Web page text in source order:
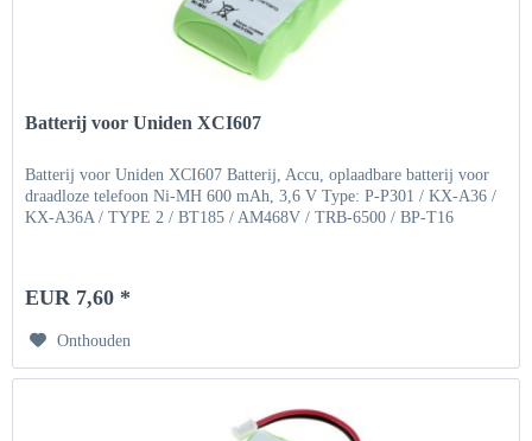
Batterij voor Uniden XCI607
Batterij voor Uniden XCI607 Batterij, Accu, oplaadbare batterij voor
draadloze telefoon Ni-MH 600 mAh, 3,6 V Type: P-P301 / KX-A36 /
KX-A36A / TYPE 2 / BT185 / AM468V / TRB-6500 / BP-T16
EUR 7,60 *
Onthouden